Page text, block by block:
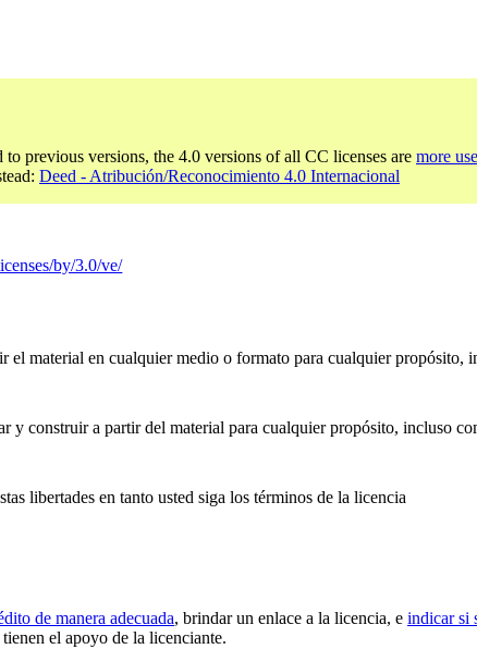
previous versions, the 4.0 versions of all CC licenses are more
Deed - Atribución/Reconocimiento 4.0 Internacional
by/3.0/ve/
material en cualquier medio o formato para cualquier propósito,
y construir a partir del material para cualquier propósito, incluso
libertades en tanto usted siga los términos de la licencia
de manera adecuada, brindar un enlace a la licencia, e indicar si
el apoyo de la licenciante.